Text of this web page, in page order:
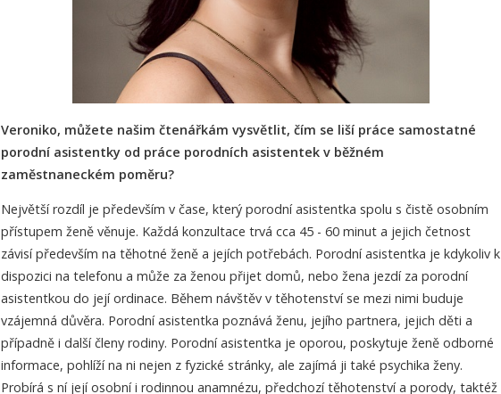
Veroniko, můžete našim čtenářkám vysvětlit, čím se liší práce samostatné
porodní asistentky od práce porodních asistentek v běžném
zaměstnaneckém poměru?
Největší rozdíl je především v čase, který porodní asistentka spolu s čistě osobním
přístupem ženě věnuje. Každá konzultace trvá cca 45 - 60 minut a jejich četnost
závisí především na těhotné ženě a jejích potřebách. Porodní asistentka je kdykoliv k
dispozici na telefonu a může za ženou přijet domů, nebo žena jezdí za porodní
asistentkou do její ordinace. Během návštěv v těhotenství se mezi nimi buduje
vzájemná důvěra. Porodní asistentka poznává ženu, jejího partnera, jejich děti a
případně i další členy rodiny. Porodní asistentka je oporou, poskytuje ženě odborné
informace, pohlíží na ni nejen z fyzické stránky, ale zajímá ji také psychika ženy.
Probírá s ní její osobní i rodinnou anamnézu, předchozí těhotenství a porody, taktéž